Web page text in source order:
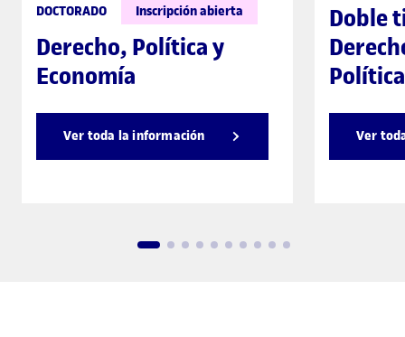
DOCTORADO
Inscripción abierta
Derecho, Política y
Economía
Ver toda la información
Doble
Política
Ver